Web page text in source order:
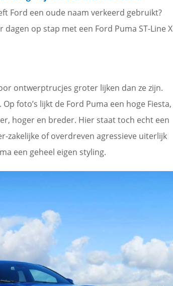
Ford een oude naam verkeerd gebruikt?
op stap met een Ford Puma ST-Line X
ontwerptrucjes groter lijken dan ze zijn.
foto’s lijkt de Ford Puma een hoge Fiesta,
hoger en breder. Hier staat toch echt een
zakelijke of overdreven agressieve uiterlijk
een geheel eigen styling.